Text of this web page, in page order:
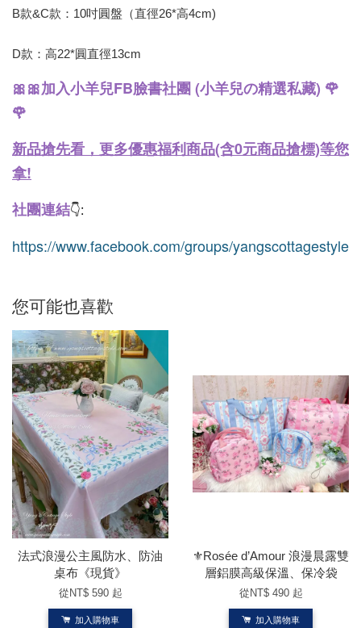
B款&C款：10吋圓盤（直徑26*高4cm)
D款：高22*圓直徑13cm
🎀🎀加入小羊兒FB臉書社團 (小羊兒の精選私藏) 🌹
🌹
新品搶先看，更多優惠福利商品(含0元商品搶標)等您
拿!
社團連結👇:
https://www.facebook.com/groups/yangscottagestyle
您可能也喜歡
法式浪漫公主風防水、防油
桌布《現貨》
從NT$ 590 起
加入購物車
⚜️Rosée d’Amour 浪漫晨露雙
層鋁膜高級保溫、保冷袋
從NT$ 490 起
加入購物車